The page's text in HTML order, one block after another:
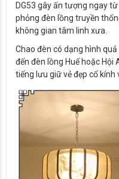
DG53 gây ấn tượng ngay
phỏng đèn lồng truyền
không gian tâm linh xưa.
Chao đèn có dạng hình
đến đèn lồng Huế hoặc
tiếng lưu giữ vẻ đẹp cổ